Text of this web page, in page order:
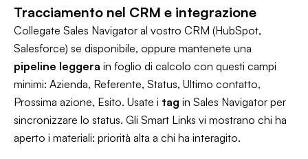
Tracciamento nel CRM e integrazione
Collegate Sales Navigator al vostro CRM (HubSpot,
Salesforce) se disponibile, oppure mantenete una
pipeline leggera in foglio di calcolo con questi campi
minimi: Azienda, Referente, Status, Ultimo contatto,
Prossima azione, Esito. Usate i tag in Sales Navigator per
sincronizzare lo status. Gli Smart Links vi mostrano chi ha
aperto i materiali: priorità alta a chi ha interagito.